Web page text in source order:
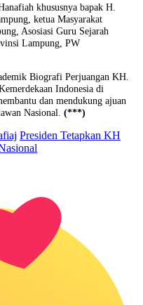
khususnya bapak H.
ketua Masyarakat
Asosiasi Guru Sejarah
Lampung, PW
Biografi Perjuangan KH.
Indonesia di
dan mendukung ajuan
Nasional. (***)
Presiden Tetapkan KH